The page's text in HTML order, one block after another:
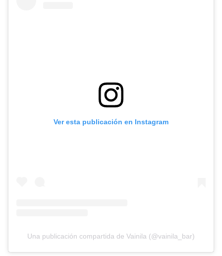
Ver esta publicación en Instagram
Una publicación compartida de Vainila (@vainila_bar)